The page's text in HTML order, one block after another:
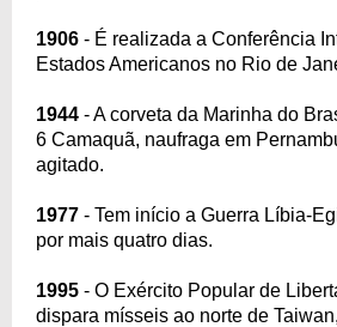
1906 - É realizada a Conferência
Estados Americanos no Rio de
1944 - A corveta da Marinha do
6 Camaquã, naufraga em
agitado.
1977 - Tem início a Guerra Líbia-
por mais quatro dias.
1995 - O Exército Popular de
dispara mísseis ao norte de